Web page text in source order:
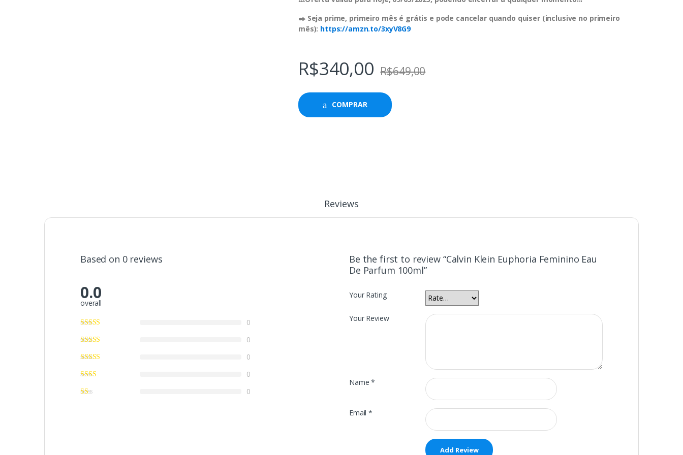
✒️ Seja prime, primeiro mês é grátis e pode cancelar quando quiser (inclusive no primeiro
mês): https://amzn.to/3xyV8G9
R$340,00 R$649,00
COMPRAR
Reviews
Based on 0 reviews
0.0
overall
0
0
0
0
0
Be the first to review “Calvin Klein Euphoria Feminino Eau
De Parfum 100ml”
Your Rating
Your Review
Name*
Email*